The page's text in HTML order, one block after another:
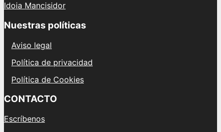
Idoia Mancisidor
Nuestras políticas
Aviso legal
Política de privacidad
Política de Cookies
CONTACTO
Escríbenos